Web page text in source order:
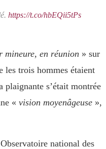
https://t.co/hbEQii5tPs
mineure, en réunion » sur
les trois hommes étaient
plaignante s’était montrée
« vision moyenâgeuse »,
national des